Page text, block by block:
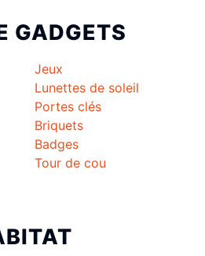
GADGETS
Jeux
Lunettes de soleil
Portes clés
Briquets
Badges
Tour de cou